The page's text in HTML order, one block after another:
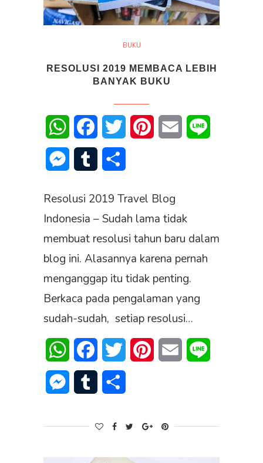
BUKU
RESOLUSI 2019 MEMBACA LEBIH
BANYAK BUKU
WhatsAppFacebookTwitter PinterestEmail
Messenger
Tumblr
Resolusi 2019 Travel Blog
Indonesia – Sudah lama tidak
membuat resolusi tahun baru dalam
blog ini. Alasannya karena pernah
menganggap itu tidak penting.
Berkaca pada pengalaman yang
sudah-sudah, setiap resolusi…
WhatsAppFacebookTwitter PinterestEmail
Messenger
Tumblr